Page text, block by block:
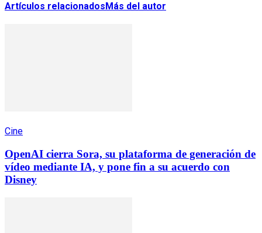
Artículos relacionadosMás del autor
Cine
OpenAI cierra Sora, su plataforma de generación de
vídeo mediante IA, y pone fin a su acuerdo con
Disney